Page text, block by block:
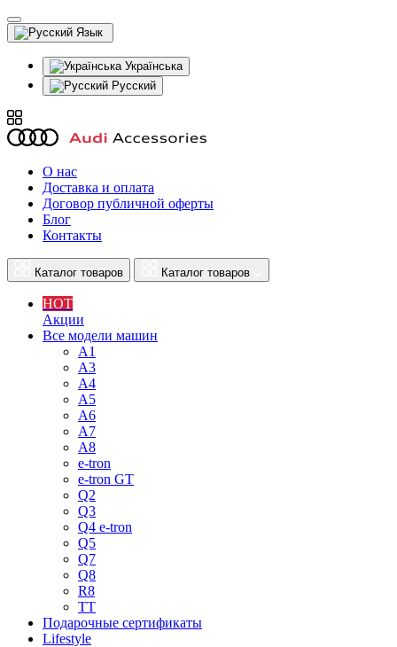
Язык
Українська
Русский
О нас
Доставка и оплата
Договор публичной оферты
Блог
Контакты
Каталог товаров Каталог товаров
HOT
Акции
Все модели машин
A1
A3
A4
A5
A6
A7
A8
e-tron
e-tron GT
Q2
Q3
Q4 e-tron
Q5
Q7
Q8
R8
TT
Подарочные сертификаты
Lifestyle